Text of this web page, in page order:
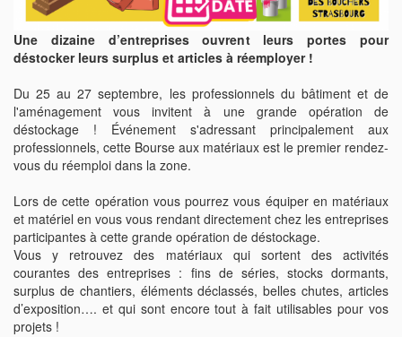
Une dizaine d’entreprises ouvrent leurs portes pour
déstocker leurs surplus et articles à réemployer !
Du 25 au 27 septembre, les professionnels du bâtiment et de
l'aménagement vous invitent à une grande opération de
déstockage ! Événement s'adressant principalement aux
professionnels, cette Bourse aux matériaux est le premier rendez-
vous du réemploi dans la zone.
Lors de cette opération vous pourrez vous équiper en matériaux
et matériel en vous vous rendant directement chez les entreprises
participantes à cette grande opération de déstockage.
Vous y retrouvez des matériaux qui sortent des activités
courantes des entreprises : fins de séries, stocks dormants,
surplus de chantiers, éléments déclassés, belles chutes, articles
d’exposition…. et qui sont encore tout à fait utilisables pour vos
projets !